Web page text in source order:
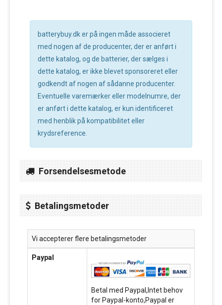
batterybuy.dk er på ingen måde associeret
med nogen af de producenter, der er anført i
dette katalog, og de batterier, der sælges i
dette katalog, er ikke blevet sponsoreret eller
godkendt af nogen af sådanne producenter.
Eventuelle varemærker eller modelnumre, der
er anført i dette katalog, er kun identificeret
med henblik på kompatibilitet eller
krydsreference.
Forsendelsesmetode
Betalingsmetoder
Vi accepterer flere betalingsmetoder
Paypal
Betal med Paypal,Intet behov
for Paypal-konto,Paypal er